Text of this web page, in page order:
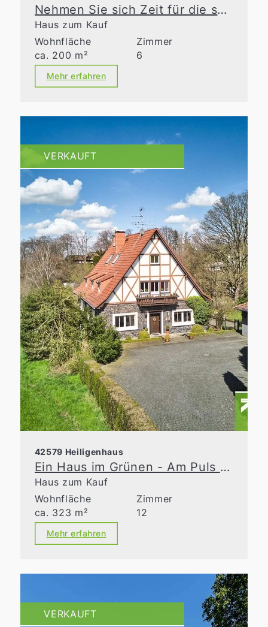
Nehmen Sie sich Zeit für die schönen Dinge des Lebens
Haus zum Kauf
Wohnfläche
ca. 200 m²
Zimmer
6
Mehr erfahren
VERKAUFT
42579 Heiligenhaus
Ein Haus im Grünen - Am Puls der Zeit
Haus zum Kauf
Wohnfläche
ca. 323 m²
Zimmer
12
Mehr erfahren
VERKAUFT